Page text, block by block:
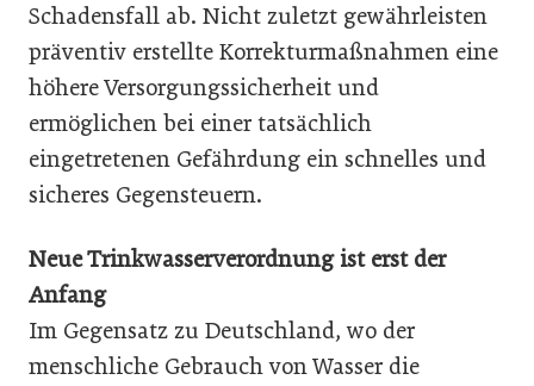
Schadensfall ab. Nicht zuletzt gewährleisten
präventiv erstellte Korrekturmaßnahmen eine
höhere Versorgungssicherheit und
ermöglichen bei einer tatsächlich
eingetretenen Gefährdung ein schnelles und
sicheres Gegensteuern.
Neue Trinkwasserverordnung ist erst der
Anfang
Im Gegensatz zu Deutschland, wo der
menschliche Gebrauch von Wasser die